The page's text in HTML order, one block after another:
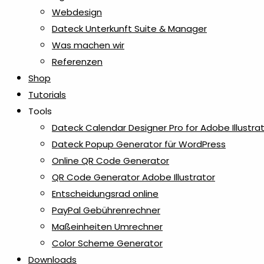
Webdesign
Dateck Unterkunft Suite & Manager
Was machen wir
Referenzen
Shop
Tutorials
Tools
Dateck Calendar Designer Pro for Adobe
Dateck Popup Generator für WordPress
Online QR Code Generator
QR Code Generator Adobe Illustrator
Entscheidungsrad online
PayPal Gebührenrechner
Maßeinheiten Umrechner
Color Scheme Generator
Downloads